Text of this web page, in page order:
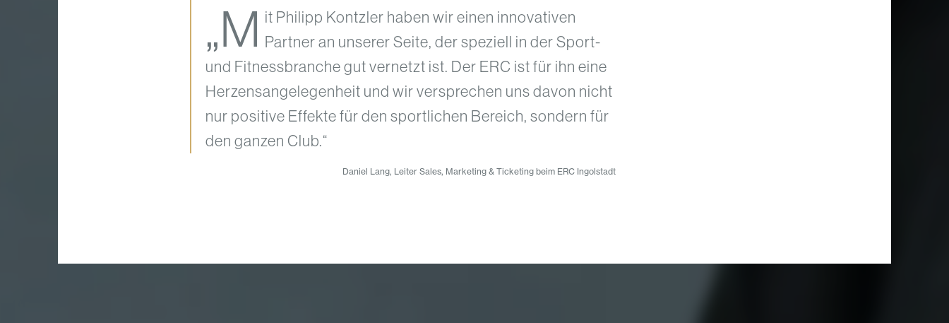
„M it Philipp Kontzler haben wir einen innovativen
Partner an unserer Seite, der speziell in der Sport-
und Fitnessbranche gut vernetzt ist. Der ERC ist für ihn eine
Herzensangelegenheit und wir versprechen uns davon nicht
nur positive Effekte für den sportlichen Bereich, sondern für
den ganzen Club.“
Daniel Lang, Leiter Sales, Marketing & Ticketing beim ERC Ingolstadt